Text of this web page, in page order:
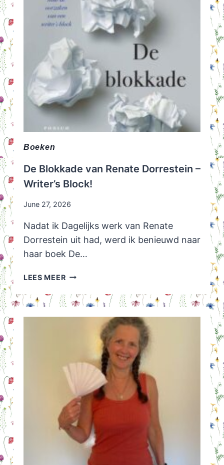
Boeken
De Blokkade van Renate Dorrestein –
Writer’s Block!
June 27, 2026
Nadat ik Dagelijks werk van Renate
Dorrestein uit had, werd ik benieuwd naar
haar boek De…
LEES MEERDE
VAN
DORRESTEIN
WRITER’S